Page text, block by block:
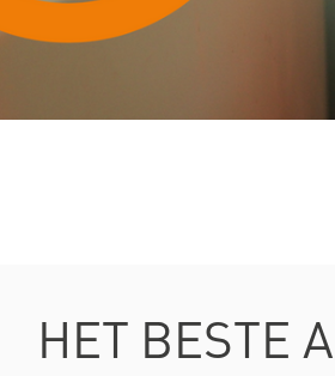
HET BESTE